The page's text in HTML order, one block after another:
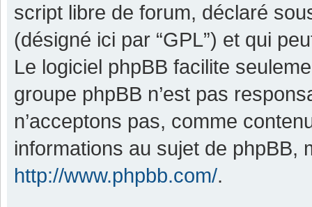
script libre de forum, déclaré
(désigné ici par “GPL”) et qui
Le logiciel phpBB facilite
groupe phpBB n’est pas
n’acceptons pas, comme
informations au sujet de phpBB,
http://www.phpbb.com/.